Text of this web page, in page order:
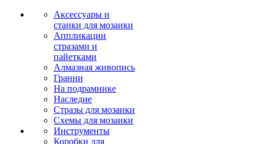
Аксессуары и
станки для мозаики
Аппликации
стразами и
пайетками
Алмазная живопись
Гранни
На подрамнике
Наследие
Стразы для мозаики
Схемы для мозаики
Инструменты
Коробки для